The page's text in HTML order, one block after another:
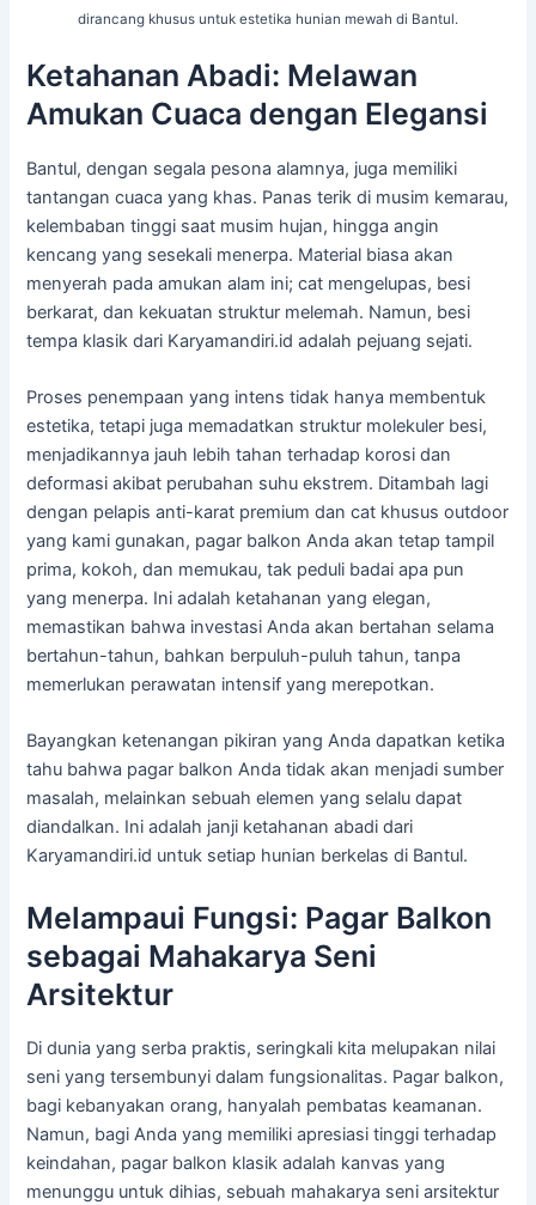
dirancang khusus untuk estetika hunian mewah di Bantul.
Ketahanan Abadi: Melawan
Amukan Cuaca dengan Elegansi
Bantul, dengan segala pesona alamnya, juga memiliki
tantangan cuaca yang khas. Panas terik di musim kemarau,
kelembaban tinggi saat musim hujan, hingga angin
kencang yang sesekali menerpa. Material biasa akan
menyerah pada amukan alam ini; cat mengelupas, besi
berkarat, dan kekuatan struktur melemah. Namun, besi
tempa klasik dari Karyamandiri.id adalah pejuang sejati.
Proses penempaan yang intens tidak hanya membentuk
estetika, tetapi juga memadatkan struktur molekuler besi,
menjadikannya jauh lebih tahan terhadap korosi dan
deformasi akibat perubahan suhu ekstrem. Ditambah lagi
dengan pelapis anti-karat premium dan cat khusus outdoor
yang kami gunakan, pagar balkon Anda akan tetap tampil
prima, kokoh, dan memukau, tak peduli badai apa pun
yang menerpa. Ini adalah ketahanan yang elegan,
memastikan bahwa investasi Anda akan bertahan selama
bertahun-tahun, bahkan berpuluh-puluh tahun, tanpa
memerlukan perawatan intensif yang merepotkan.
Bayangkan ketenangan pikiran yang Anda dapatkan ketika
tahu bahwa pagar balkon Anda tidak akan menjadi sumber
masalah, melainkan sebuah elemen yang selalu dapat
diandalkan. Ini adalah janji ketahanan abadi dari
Karyamandiri.id untuk setiap hunian berkelas di Bantul.
Melampaui Fungsi: Pagar Balkon
sebagai Mahakarya Seni
Arsitektur
Di dunia yang serba praktis, seringkali kita melupakan nilai
seni yang tersembunyi dalam fungsionalitas. Pagar balkon,
bagi kebanyakan orang, hanyalah pembatas keamanan.
Namun, bagi Anda yang memiliki apresiasi tinggi terhadap
keindahan, pagar balkon klasik adalah kanvas yang
menunggu untuk dihias, sebuah mahakarya seni arsitektur